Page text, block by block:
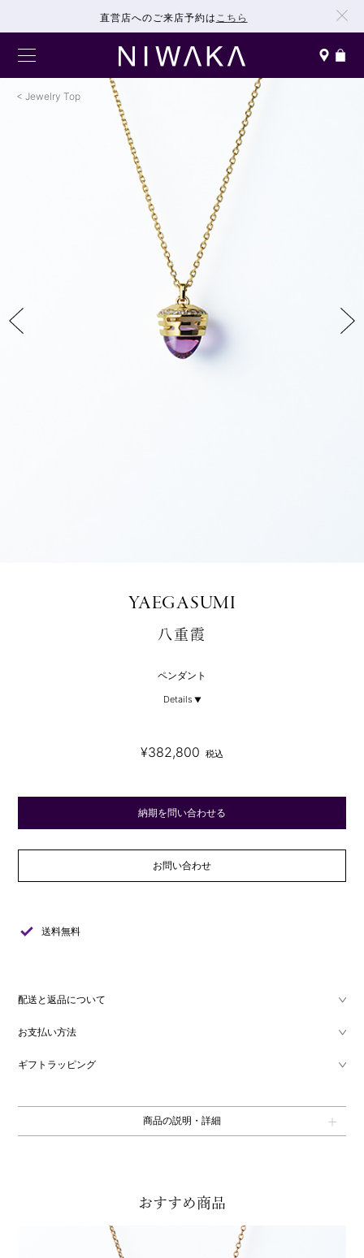
直営店へのご来店予約は こちら
Jewelry Top
YAEGASUMI
八重霞
ペンダント
Details
¥382,800 税込
納期を問い合わせる
お問い合わせ
check 送料無料
配送と返品について
お支払い方法
ギフトラッピング
商品の説明・詳細
おすすめ商品